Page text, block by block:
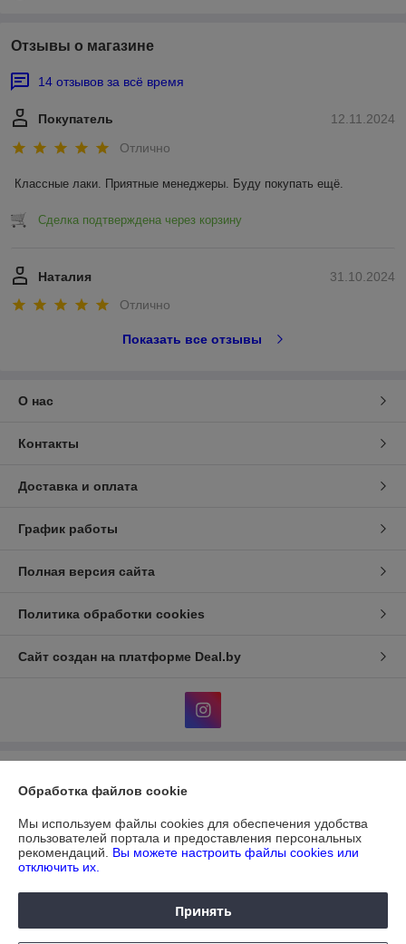
Отзывы о магазине
14 отзывов за всё время
12.11.2024
Покупатель
Отлично
Классные лаки. Приятные менеджеры. Буду покупать ещё.
Сделка подтверждена через корзину
31.10.2024
Наталия
Отлично
Показать все отзывы
О нас
Контакты
Доставка и оплата
График работы
Полная версия сайта
Политика обработки cookies
Сайт создан на платформе Deal.by
г.Минск,пр.Независимости,95,к.3,ком.32а
Регистрационный номер ЕГР: 690303612
Регистрационный орган: Мингорисполком.
Обработка файлов cookie
Мы используем файлы cookies для обеспечения удобства
пользователей портала и предоставления персональных
рекомендаций. Вы можете настроить файлы cookies или
отключить их.
Принять